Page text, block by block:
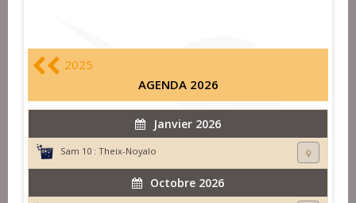
2025
AGENDA 2026
Janvier 2026
Sam 10 : Theix-Noyalo
Octobre 2026